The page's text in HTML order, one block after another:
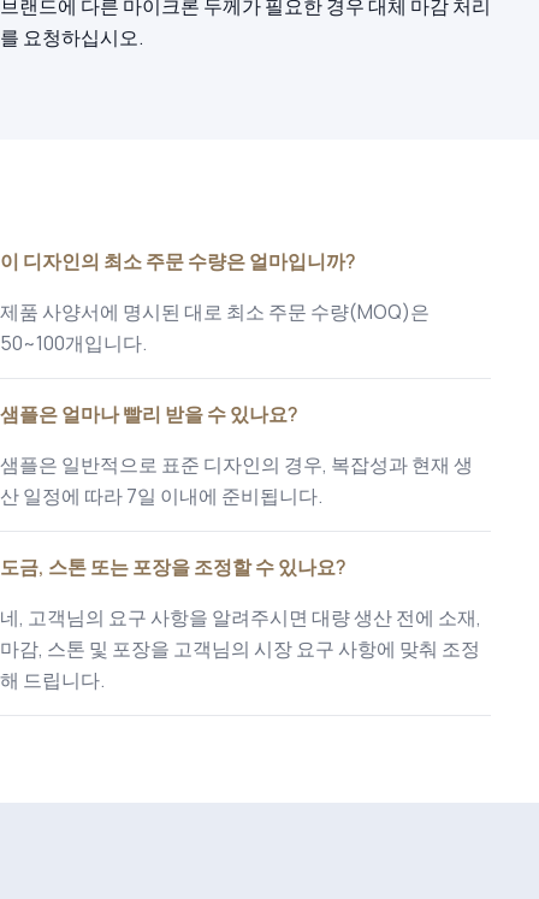
브랜드에 다른 마이크론 두께가 필요한 경우 대체 마감 처리
를 요청하십시오.
이 디자인의 최소 주문 수량은 얼마입니까?
제품 사양서에 명시된 대로 최소 주문 수량(MOQ)은
50~100개입니다.
샘플은 얼마나 빨리 받을 수 있나요?
샘플은 일반적으로 표준 디자인의 경우, 복잡성과 현재 생
산 일정에 따라 7일 이내에 준비됩니다.
도금, 스톤 또는 포장을 조정할 수 있나요?
네, 고객님의 요구 사항을 알려주시면 대량 생산 전에 소재,
마감, 스톤 및 포장을 고객님의 시장 요구 사항에 맞춰 조정
해 드립니다.